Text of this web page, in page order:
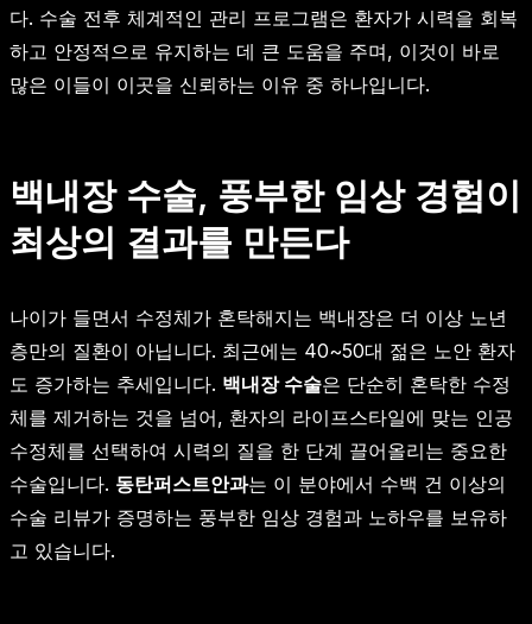
다. 수술 전후 체계적인 관리 프로그램은 환자가 시력을 회복
하고 안정적으로 유지하는 데 큰 도움을 주며, 이것이 바로
많은 이들이 이곳을 신뢰하는 이유 중 하나입니다.
백내장 수술, 풍부한 임상 경험이
최상의 결과를 만든다
나이가 들면서 수정체가 혼탁해지는 백내장은 더 이상 노년
층만의 질환이 아닙니다. 최근에는 40~50대 젊은 노안 환자
도 증가하는 추세입니다. 백내장 수술은 단순히 혼탁한 수정
체를 제거하는 것을 넘어, 환자의 라이프스타일에 맞는 인공
수정체를 선택하여 시력의 질을 한 단계 끌어올리는 중요한
수술입니다. 동탄퍼스트안과는 이 분야에서 수백 건 이상의
수술 리뷰가 증명하는 풍부한 임상 경험과 노하우를 보유하
고 있습니다.